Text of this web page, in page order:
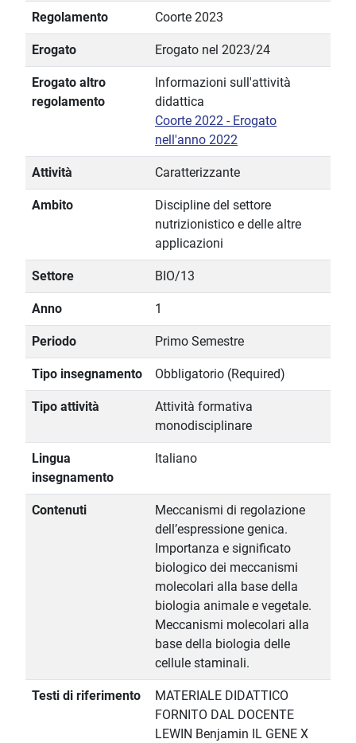
Regolamento Coorte 2023
Erogato Erogato nel 2023/24
Erogato altro
regolamento
Informazioni sull'attività
didattica
Coorte 2022 - Erogato
nell'anno 2022
Attività Caratterizzante
Ambito
Discipline del settore
nutrizionistico e delle altre
applicazioni
Settore BIO/13
Anno 1
Periodo Primo Semestre
Tipo insegnamento Obbligatorio (Required)
Tipo attività
Attività formativa
monodisciplinare
Lingua
insegnamento
Italiano
Contenuti
Meccanismi di regolazione
dell’espressione genica.
Importanza e significato
biologico dei meccanismi
molecolari alla base della
biologia animale e vegetale.
Meccanismi molecolari alla
base della biologia delle
cellule staminali.
Testi di riferimento
MATERIALE DIDATTICO
FORNITO DAL DOCENTE
LEWIN Benjamin IL GENE X